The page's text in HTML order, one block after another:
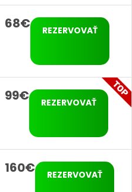
68€ REZERVOVAŤ
99€ REZERVOVAŤ
160€ REZERVOVAŤ